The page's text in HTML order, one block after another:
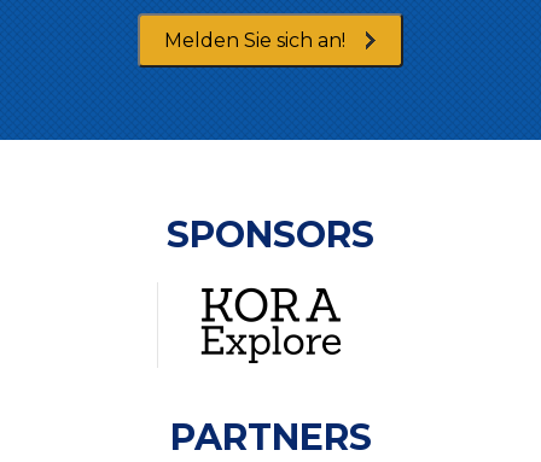
Melden Sie sich an!
SPONSORS
PARTNERS